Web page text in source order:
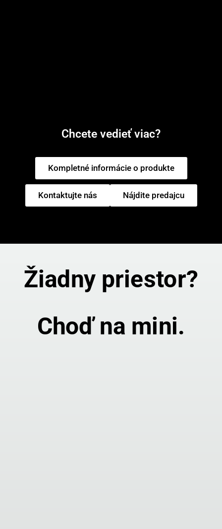
Chcete vedieť viac?
Kompletné informácie o produkte
Kontaktujte nás Nájdite predajcu
Žiadny priestor?
Choď na mini.